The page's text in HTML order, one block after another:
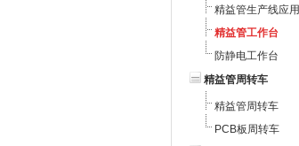
精益管生产线应用
精益管工作台
防静电工作台
精益管周转车
精益管周转车
PCB板周转车